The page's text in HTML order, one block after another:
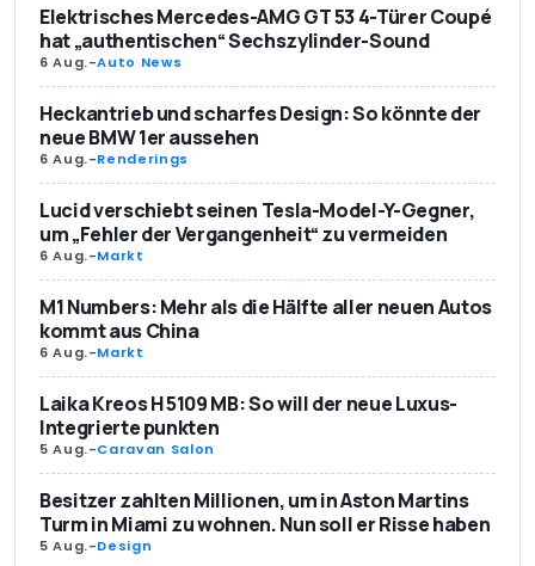
Elektrisches Mercedes-AMG GT 53 4-Türer Coupé
hat „authentischen“ Sechszylinder-Sound
6 Aug.-Auto News
Heckantrieb und scharfes Design: So könnte der
neue BMW 1er aussehen
6 Aug.-Renderings
Lucid verschiebt seinen Tesla-Model-Y-Gegner,
um „Fehler der Vergangenheit“ zu vermeiden
6 Aug.-Markt
M1 Numbers: Mehr als die Hälfte aller neuen Autos
kommt aus China
6 Aug.-Markt
Laika Kreos H 5109 MB: So will der neue Luxus-
Integrierte punkten
5 Aug.-Caravan Salon
Besitzer zahlten Millionen, um in Aston Martins
Turm in Miami zu wohnen. Nun soll er Risse haben
5 Aug.-Design